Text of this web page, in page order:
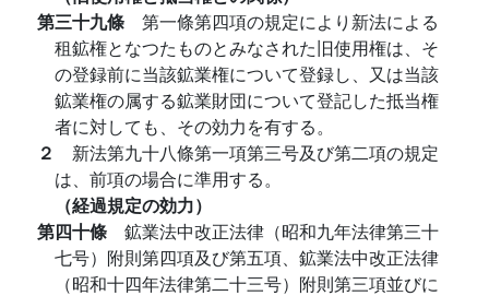
第三十九條 第一條第四項の規定により新法による
租鉱権となつたものとみなされた旧使用権は、そ
の登録前に当該鉱業権について登録し、又は当該
鉱業権の属する鉱業財団について登記した抵当権
者に対しても、その効力を有する。
２ 新法第九十八條第一項第三号及び第二項の規定
は、前項の場合に準用する。
（経過規定の効力）
第四十條 鉱業法中改正法律（昭和九年法律第三十
七号）附則第四項及び第五項、鉱業法中改正法律
（昭和十四年法律第二十三号）附則第三項並びに